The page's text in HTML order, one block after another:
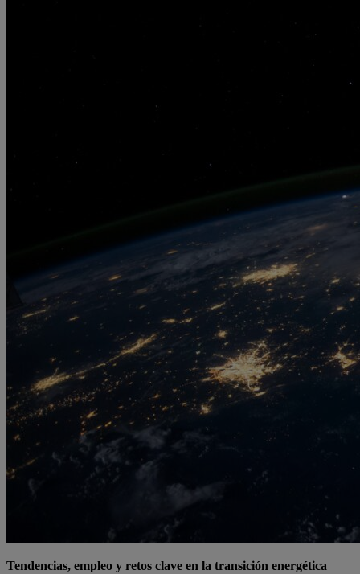
Tendencias, empleo y retos clave en la transición energética